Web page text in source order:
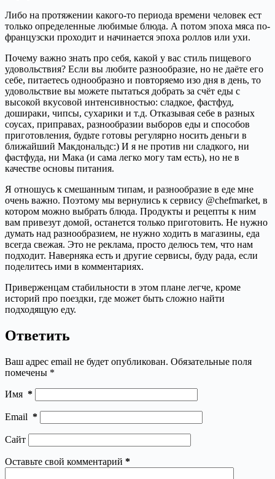
Либо на протяжении какого-то периода времени человек ест
только определенные любимые блюда. А потом эпоха мяса по-
французски проходит и начинается эпоха роллов или ухи.
Почему важно знать про себя, какой у вас стиль пищевого
удовольствия? Если вы любите разнообразие, но не даёте его
себе, питаетесь однообразно и повторяемо изо дня в день, то
удовольствие вы можете пытаться добрать за счёт еды с
высокой вкусовой интенсивностью: сладкое, фастфуд,
дошираки, чипсы, сухарики и т.д. Отказывая себе в разных
соусах, приправах, разнообразии выборов еды и способов
приготовления, будьте готовы регулярно носить деньги в
ближайший Макдональдс:) И я не против ни сладкого, ни
фастфуда, ни Мака (и сама легко могу там есть), но не в
качестве основы питания.
Я отношусь к смешанным типам, и разнообразие в еде мне
очень важно. Поэтому мы вернулись к сервису @chefmarket, в
котором можно выбрать блюда. Продукты и рецепты к ним
вам привезут домой, останется только приготовить. Не нужно
думать над разнообразием, не нужно ходить в магазины, еда
всегда свежая. Это не реклама, просто делюсь тем, что нам
подходит. Наверняка есть и другие сервисы, буду рада, если
поделитесь ими в комментариях.
Приверженцам стабильности в этом плане легче, кроме
историй про поездки, где может быть сложно найти
подходящую еду.
Ответить
Ваш адрес email не будет опубликован. Обязательные поля
помечены *
Имя *
Email *
Сайт
Оставьте свой комментарий *